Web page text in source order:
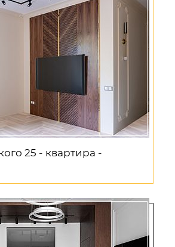
25 - квартира -